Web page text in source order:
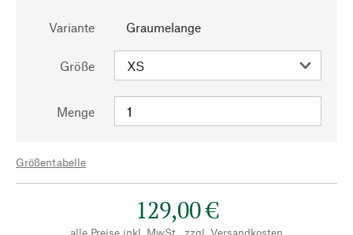
Variante Graumelange
Größe
Menge
Größentabelle
129,00 €
alle Preise inkl. MwSt., zzgl. Versandkosten